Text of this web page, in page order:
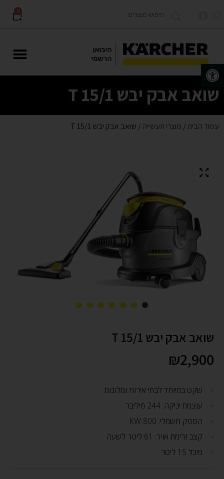
פתח סרגל נגישות
0
שואב אבק יבש T 15/1
עמוד הבית/ מוצרי תעשייה / שואב אבק יבש T 15/1
שואב אבק יבש T 15/1
₪2,900
שקט במיוחד לבתי אירוח ומלונות
עוצמת יניקה: 244 מיליבר
הספק חשמלי: 800 KW
קצב זרימת אויר: 61 ליטר לשעה
מיכל 15 ליטר